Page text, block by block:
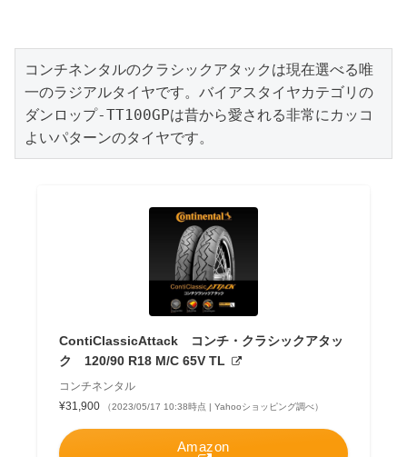
コンチネンタルのクラシックアタックは現在選べる唯
一のラジアルタイヤです。バイアスタイヤカテゴリの
ダンロップ-TT100GPは昔から愛される非常にカッコ
よいパターンのタイヤです。
ContiClassicAttack コンチ・クラシックアタッ
ク 120/90 R18 M/C 65V TL
コンチネンタル
¥31,900
（2023/05/17 10:38時点 | Yahooショッピング調べ）
Amazon